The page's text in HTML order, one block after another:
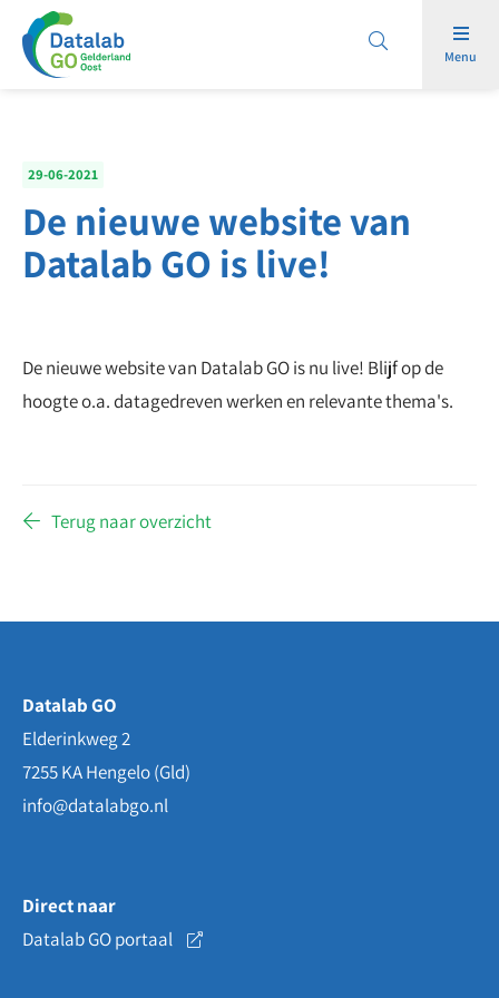
Menu
29-06-2021
De nieuwe website van
Datalab GO is live!
De nieuwe website van Datalab GO is nu live! Blijf op de
hoogte o.a. datagedreven werken en relevante thema's.
Terug naar overzicht
Datalab GO
Elderinkweg 2
7255 KAHengelo (Gld)
info@datalabgo.nl
Direct naar
Datalab GO portaal